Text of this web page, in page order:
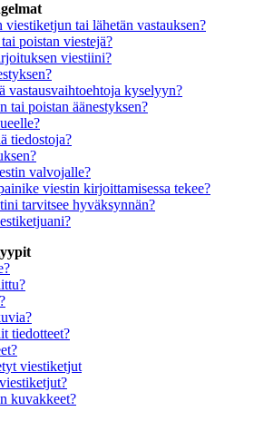
tai lähetän vastauksen?
poistan viestejä?
viestiini?
vastausvaihtoehtoja kyselyyn?
tai poistan äänestyksen?
tiedostoja?
valvojalle?
viestin kirjoittamisessa tekee?
tarvitsee hyväksynnän?
tiedotteet?
viestiketjut
kuvakkeet?